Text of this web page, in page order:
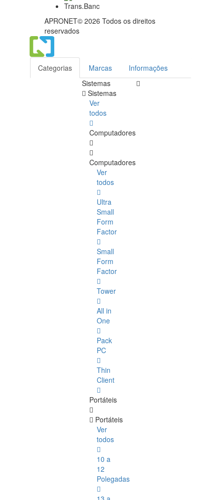
APRONET© 2026 Todos os direitos
reservados
Categorias Marcas
Informações
Sistemas
Sistemas
Ver
todos
Computadores
Computadores
Ver
todos
Ultra
Small
Form
Factor
Small
Form
Factor
Tower
All in
One
Pack
PC
Thin
Client
Portáteis
Portáteis
Ver
todos
10 a
12
Polegadas